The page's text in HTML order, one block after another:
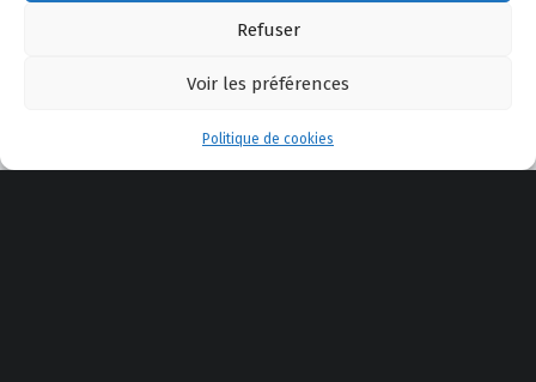
Refuser
Voir les préférences
Politique de cookies
Menu